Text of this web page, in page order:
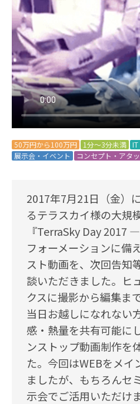
50万円から100万円 1分～3分未満
展示会・イベント
コンセプト・アタ
2017年7月21日（金）
るテラスカイ様の大規
『TerraSky Day 2017
フォーメーションに備
スト動画を、次回告知
談いただきました。ヒ
クスに撮影から編集ま
当日お越しになれない
感・熱量を共有可能に
ンストップ動画制作を
た。今回はWEBをメイ
ましたが、もちろんセ
示会でご活用いただけま